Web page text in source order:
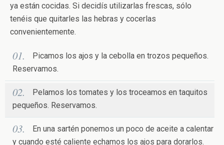
ya están cocidas. Si decidís utilizarlas frescas, sólo
tenéis que quitarles las hebras y cocerlas
convenientemente.
Picamos los ajos y la cebolla en trozos pequeños.
Reservamos.
Pelamos los tomates y los troceamos en taquitos
pequeños. Reservamos.
En una sartén ponemos un poco de aceite a calentar
y cuando esté caliente echamos los ajos para dorarlos.